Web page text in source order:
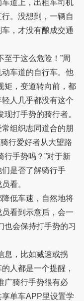
道上，出租车司机
。没想到，一辆自
，才没有酿成交通
至于这么危险！”周
车道的自行车。他
矩，变道转向前，都
人几乎都没有这个
打手势的骑行者。
组织志同道合的朋
行爱好者从大望路
行手势吗？”对于新
是否了解骑行手
看。
低车速，自然地将
看到示意后，会一
也会保持打手势的习
息，比如减速或拐
人都是一个提醒，
广骑行手势很有必
单车APP里设置学